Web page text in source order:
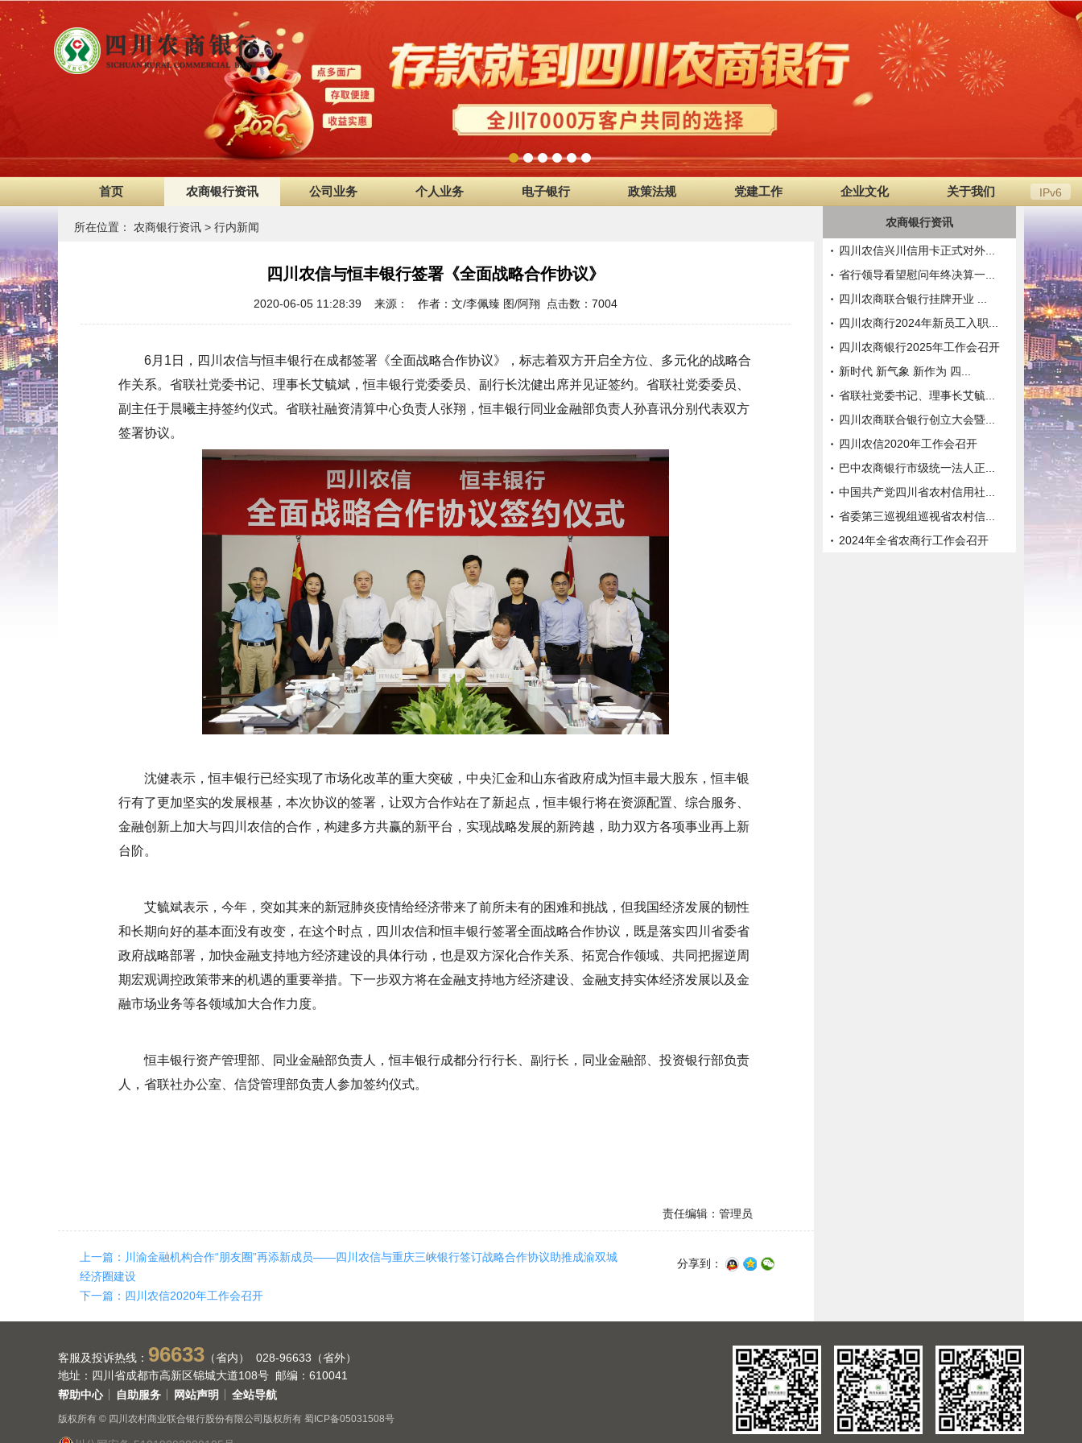
首页 农商银行资讯 公司业务 个人业务 电子银行 政策法规 党建工作 企业文化 关于我们 IPv6
所在位置： 农商银行资讯 > 行内新闻
四川农信与恒丰银行签署《全面战略合作协议》
2020-06-05 11:28:39 来源： 作者：文/李佩臻 图/阿翔 点击数：7004
6月1日， 四川农信与恒丰银行在成都签署《全面战略合作协议》，标志着双方开启全方位、多元化的战略合
作关系。省联社党委书记、理事长艾毓斌，恒丰银行党委委员、副行长沈健出席并见证签约。省联社党委委员、
副主任于晨曦主持签约仪式。省联社融资清算中心负责人张翔，恒丰银行同业金融部负责人孙喜讯分别代表双方
签署协议。
沈健表示，恒丰银行已经实现了市场化改革的重大突破，中央汇金和山东省政府成为恒丰最大股东，恒丰银
行有了更加坚实的发展根基，本次协议的签署，让双方合作站在了新起点，恒丰银行将在资源配置、综合服务、
金融创新上加大与四川农信的合作，构建多方共赢的新平台，实现战略发展的新跨越，助力双方各项事业再上新
台阶。
艾毓斌表示，今年，突如其来的新冠肺炎疫情给经济带来了前所未有的困难和挑战，但我国经济发展的韧性
和长期向好的基本面没有改变，在这个时点， 四川农信和恒丰银行签署全面战略合作协议，既是落实四川省委省
政府战略部署，加快金融支持地方经济建设的具体行动，也是双方深化合作关系、拓宽合作领域、共同把握逆周
期宏观调控政策带来的机遇的重要举措。下一步双方将在金融支持地方经济建设、金融支持实体经济发展以及金
融市场业务等各领域加大合作力度。
恒丰银行资产管理部、同业金融部负责人，恒丰银行成都分行行长、副行长，同业金融部、投资银行部负责
人，省联社办公室、信贷管理部负责人参加签约仪式。
责任编辑：管理员
上一篇：川渝金融机构合作“朋友圈”再添新成员——四川农信与重庆三峡银行签订战略合作协议助推成渝双城
经济圈建设
下一篇：四川农信2020年工作会召开
分享到：
农商银行资讯
四川农信兴川信用卡正式对外...
省行领导看望慰问年终决算一...
四川农商联合银行挂牌开业 ...
四川农商行2024年新员工入职...
四川农商银行2025年工作会召开
新时代 新气象 新作为 四...
省联社党委书记、理事长艾毓...
四川农商联合银行创立大会暨...
四川农信2020年工作会召开
巴中农商银行市级统一法人正...
中国共产党四川省农村信用社...
省委第三巡视组巡视省农村信...
2024年全省农商行工作会召开
客服及投诉热线： 96633 （省内） 028-96633（省外）
地址：四川省成都市高新区锦城大道108号 邮编：610041
帮助中心
自助服务 网站声明 全站导航
版权所有 © 四川农村商业联合银行股份有限公司版权所有 蜀ICP备05031508号